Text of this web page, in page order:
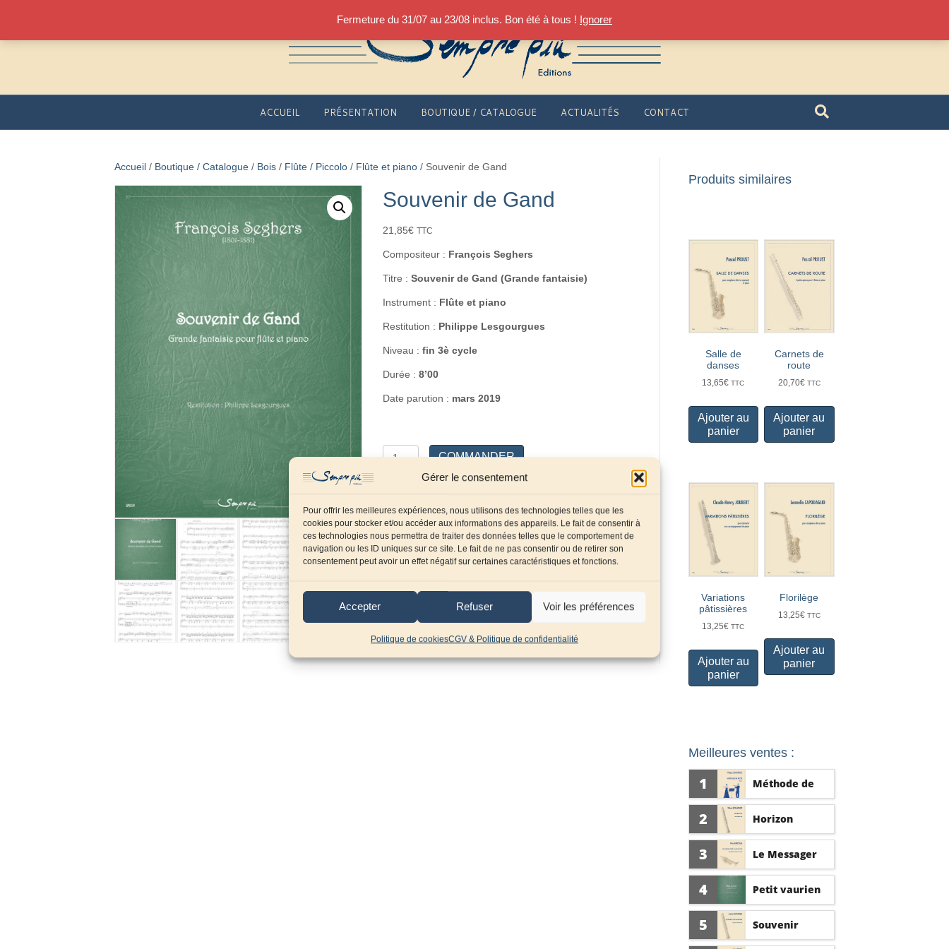
Gérer le consentement
Pour offrir les meilleures expériences, nous utilisons des technologies telles que les
cookies pour stocker et/ou accéder aux informations des appareils. Le fait de consentir à
ces technologies nous permettra de traiter des données telles que le comportement de
navigation ou les ID uniques sur ce site. Le fait de ne pas consentir ou de retirer son
consentement peut avoir un effet négatif sur certaines caractéristiques et fonctions.
Accepter Refuser Voir les préférences
Politique de cookiesCGV & Politique de confidentialité
Fermeture du 31/07 au 23/08 inclus. Bon été à tous ! Ignorer
ACCUEIL PRÉSENTATION BOUTIQUE / CATALOGUE ACTUALITÉS CONTACT
Accueil / Boutique / Catalogue / Bois / Flûte / Piccolo / Flûte et piano / Souvenir de Gand
Souvenir de Gand
21,85€ TTC
Compositeur : François Seghers
Titre :Souvenir de Gand (Grande fantaisie)
Instrument : Flûte et piano
Restitution : Philippe Lesgourgues
Niveau :fin 3è cycle
Durée :8’00
Date parution : mars 2019
quantité
Gand
COMMANDER
Ajouter à ma liste
Référence : SP0359 Catégories :Bois,Flûte /
Piccolo,Flûte et piano Compositeur :Seghers
Produits similaires
Salle de
danses
13,65€ TTC
Ajouter au
panier
Carnets de
route
20,70€ TTC
Ajouter au
panier
Variations
pâtissières
13,25€ TTC
Ajouter au
panier
Florilège
13,25€ TTC
Ajouter au
panier
Meilleures ventes :
1 Méthode de
2 Horizon
3 Le Messager
4 Petit vaurien
5 Souvenir